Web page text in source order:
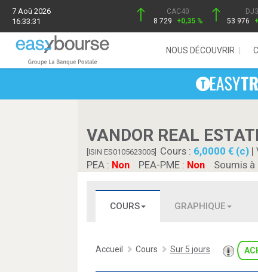
7 Aoû 2026
16:33:31
CAC40
8 729
+0,35 %
53 976
NOUS DÉCOUVRIR
VANDOR REAL
[ISIN ES0105623005] Cours : 6,0000 € (c) |
PEA : Non PEA-PME : Non Soumis à
COURS GRAPHIQUE
Accueil Cours Sur 5 jours